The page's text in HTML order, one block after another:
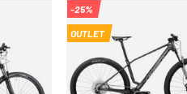
BICICLETTA ORBEA ALMA M40
-25%
OUTLET